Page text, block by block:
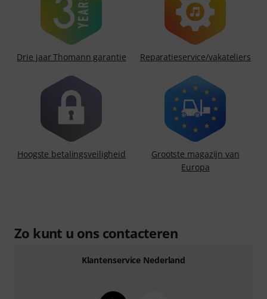
Drie jaar Thomann garantie Reparatieservice/vakateliers
Hoogste betalingsveiligheid
Grootste magazijn van
Europa
Zo kunt u ons contacteren
Klantenservice Nederland